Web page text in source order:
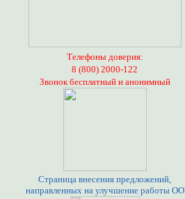
Телефоны доверия:
8 (800) 2000-122
Звонок бесплатный и анонимный
Страница внесения предложений,
направленных на улучшение работы ОО